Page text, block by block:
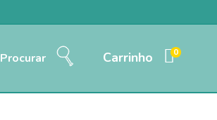
Procurar Carrinho 0